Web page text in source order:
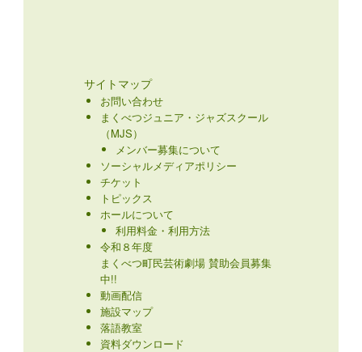
サイトマップ
お問い合わせ
まくべつジュニア・ジャズスクール
（MJS）
メンバー募集について
ソーシャルメディアポリシー
チケット
トピックス
ホールについて
利用料金・利用方法
令和８年度
まくべつ町民芸術劇場 賛助会員募集
中!!
動画配信
施設マップ
落語教室
資料ダウンロード